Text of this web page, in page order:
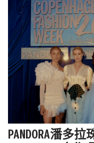
PANDORA潘多